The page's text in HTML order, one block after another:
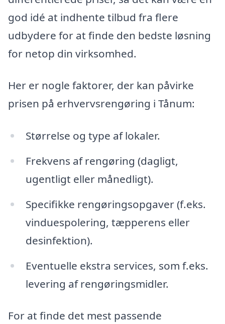
god idé at indhente tilbud fra flere
udbydere for at finde den bedste løsning
for netop din virksomhed.
Her er nogle faktorer, der kan påvirke
prisen på erhvervsrengøring i Tånum:
Størrelse og type af lokaler.
Frekvens af rengøring (dagligt,
ugentligt eller månedligt).
Specifikke rengøringsopgaver (f.eks.
vinduespolering, tæpperens eller
desinfektion).
Eventuelle ekstra services, som f.eks.
levering af rengøringsmidler.
For at finde det mest passende